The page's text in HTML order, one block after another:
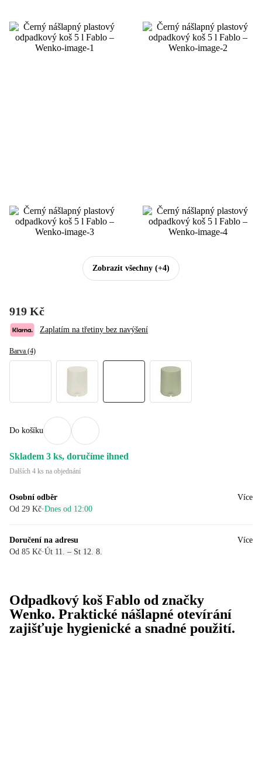
Zobrazit všechny (+4)
919 Kč
Zaplatím na třetiny bez navýšení
Barva (4)
Do košíku
Skladem 3 ks, doručíme ihned
Dalších 4 ks na objednání
Osobní odběr
Od 29 Kč·Dnes od 12:00
Více
Doručení na adresu
Od 85 Kč·Út 11. – St 12. 8.
Více
Odpadkový koš Fablo od značky
Wenko. Praktické nášlapné otevírání
zajišťuje hygienické a snadné použití.